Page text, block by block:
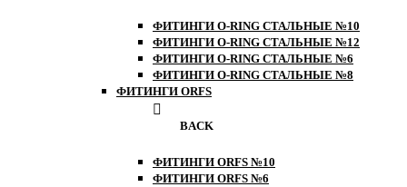
ФИТИНГИ O-RING СТАЛЬНЫЕ №10
ФИТИНГИ O-RING СТАЛЬНЫЕ №12
ФИТИНГИ O-RING СТАЛЬНЫЕ №6
ФИТИНГИ O-RING СТАЛЬНЫЕ №8
ФИТИНГИ ORFS
BACK
ФИТИНГИ ORFS №10
ФИТИНГИ ORFS №6